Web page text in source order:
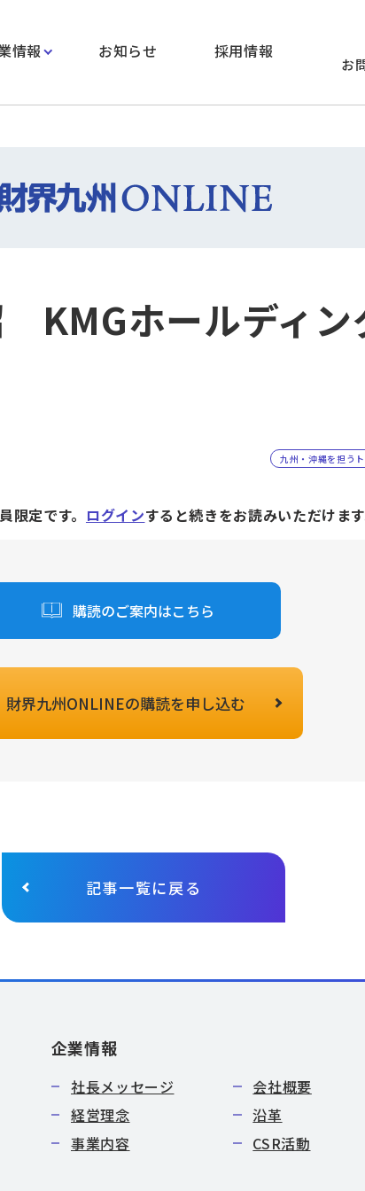
情報 お知らせ 採用情報
お
ホールディン
九州・沖縄を担う
限定です。 ログインすると続きをお読みいただけます
購読のご案内はこちら
財界九州ONLINEの購読を申し込む
記事一覧に戻る
企業情報
社長メッセージ
会社概要
経営理念
沿革
事業内容
CSR活動